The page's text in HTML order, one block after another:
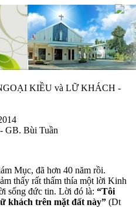
KIỀU và LỮ KHÁCH -
Bùi Tuần
Mục, đã hơn 40 năm rồi.
thấy rất thấm thía một lời Kinh
sống đức tin. Lời đó là: “Tôi
khách trên mặt đất này” (Dt